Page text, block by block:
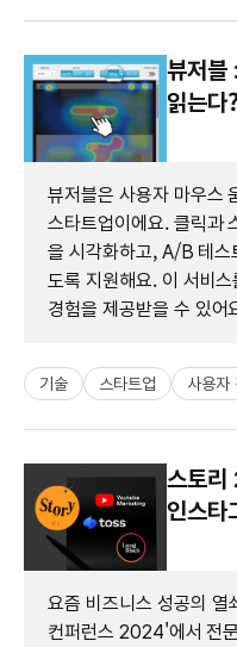
뷰저블
읽는다
뷰저블은 사용자 마우스
스타트업이에요. 클릭과
을 시각화하고, A/B 테스
도록 지원해요. 이 서비
경험을 제공받을 수 있어
기술 스타트업 사용자
스토
인스타
요즘 비즈니스 성공의 열
컨퍼런스 2024'에서 전